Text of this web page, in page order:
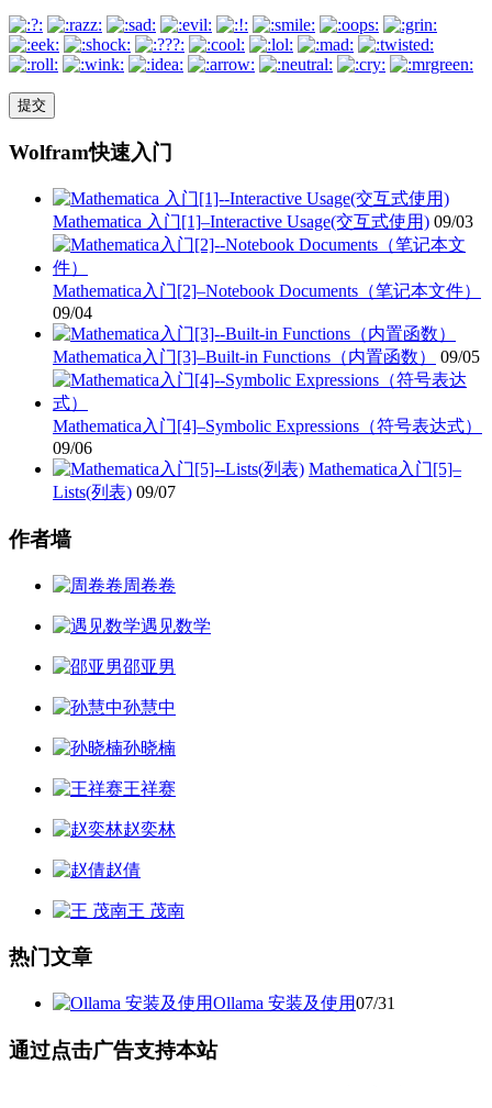
Wolfram快速入门
Mathematica 入门[1]–Interactive Usage(交互式使用) 09/03
Mathematica入门[2]–Notebook Documents（笔记本文件）
09/04
Mathematica入门[3]–Built-in Functions（内置函数） 09/05
Mathematica入门[4]–Symbolic Expressions（符号表达式）
09/06
Mathematica入门[5]–
Lists(列表) 09/07
作者墙
周卷卷
遇见数学
邵亚男
孙慧中
孙晓楠
王祥赛
赵奕林
赵倩
王 茂南
热门文章
Ollama 安装及使用07/31
通过点击广告支持本站